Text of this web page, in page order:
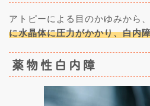
アトピーによる目のかゆみから、
に水晶体に圧力がかかり、白内
薬物性白内障